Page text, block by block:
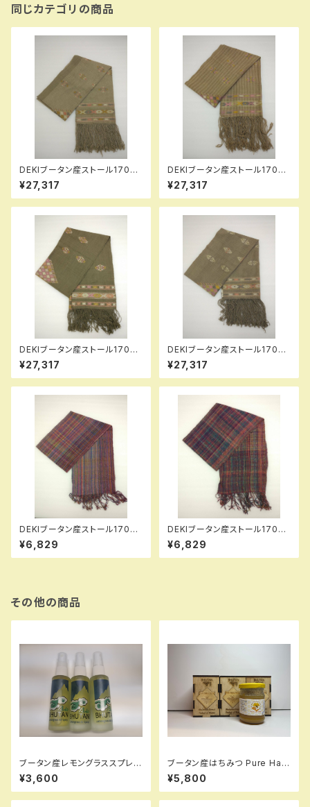
同じカテゴリの商品
DEKIブータン産ストール17001
Wild silk（野蚕） 80% Cotton
20%
¥27,317
DEKIブータン産ストール17002
Wild silk（野蚕） 80% Cotton
20%
¥27,317
DEKIブータン産ストール17003
Wild silk（野蚕） 80% Cotton
20%
¥27,317
DEKIブータン産ストール17004
Wild silk（野蚕） 80% Cotton
20%
¥27,317
DEKIブータン産ストール17005
Lac Wild silk（野蚕） 100%
¥6,829
DEKIブータン産ストール17006
Lac Wild silk（野蚕） 100%
¥6,829
その他の商品
ブータン産レモングラススプレー
3本セット
¥3,600
ブータン産はちみつ Pure Hap
py Honey Buckwheat （ピン
クのそばの花）100g 3瓶 セット
¥5,800